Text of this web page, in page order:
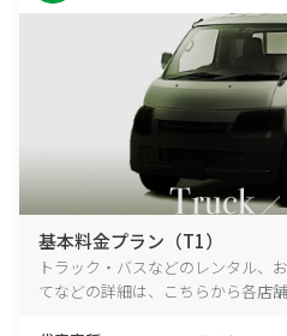
基本料金プラン（T1）
トラック・バスなどのレンタル、
てなどの詳細は、こちらから各店